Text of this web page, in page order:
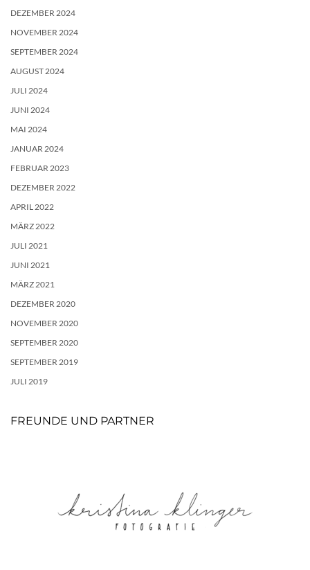
DEZEMBER 2024
NOVEMBER 2024
SEPTEMBER 2024
AUGUST 2024
JULI 2024
JUNI 2024
MAI 2024
JANUAR 2024
FEBRUAR 2023
DEZEMBER 2022
APRIL 2022
MÄRZ 2022
JULI 2021
JUNI 2021
MÄRZ 2021
DEZEMBER 2020
NOVEMBER 2020
SEPTEMBER 2020
SEPTEMBER 2019
JULI 2019
FREUNDE UND PARTNER